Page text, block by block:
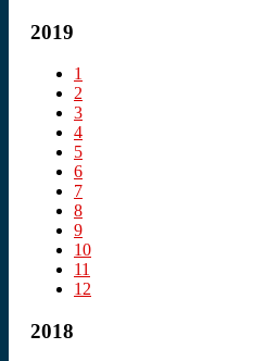
2019
1
2
3
4
5
6
7
8
9
10
11
12
2018